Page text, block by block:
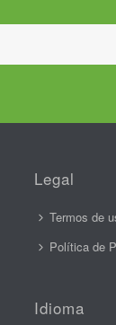
Legal
Termos de
Política de
Idioma